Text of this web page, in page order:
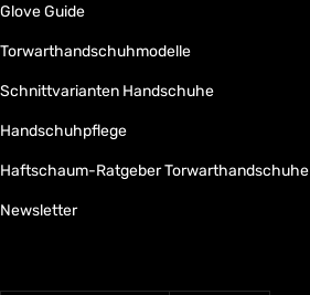
Glove Guide
Torwarthandschuhmodelle
Schnittvarianten Handschuhe
Handschuhpflege
Haftschaum-Ratgeber Torwarthandschuhe
Newsletter